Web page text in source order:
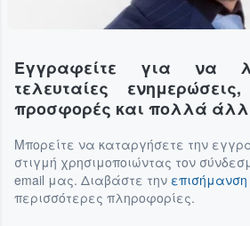
Εγγραφείτε για να
τελευταίες
προσφορές και πολλά
Μπορείτε να καταργήσετε την
στιγμή χρησιμοποιώντας τον
email μας. Διαβάστε την
περισσότερες πληροφορίες.